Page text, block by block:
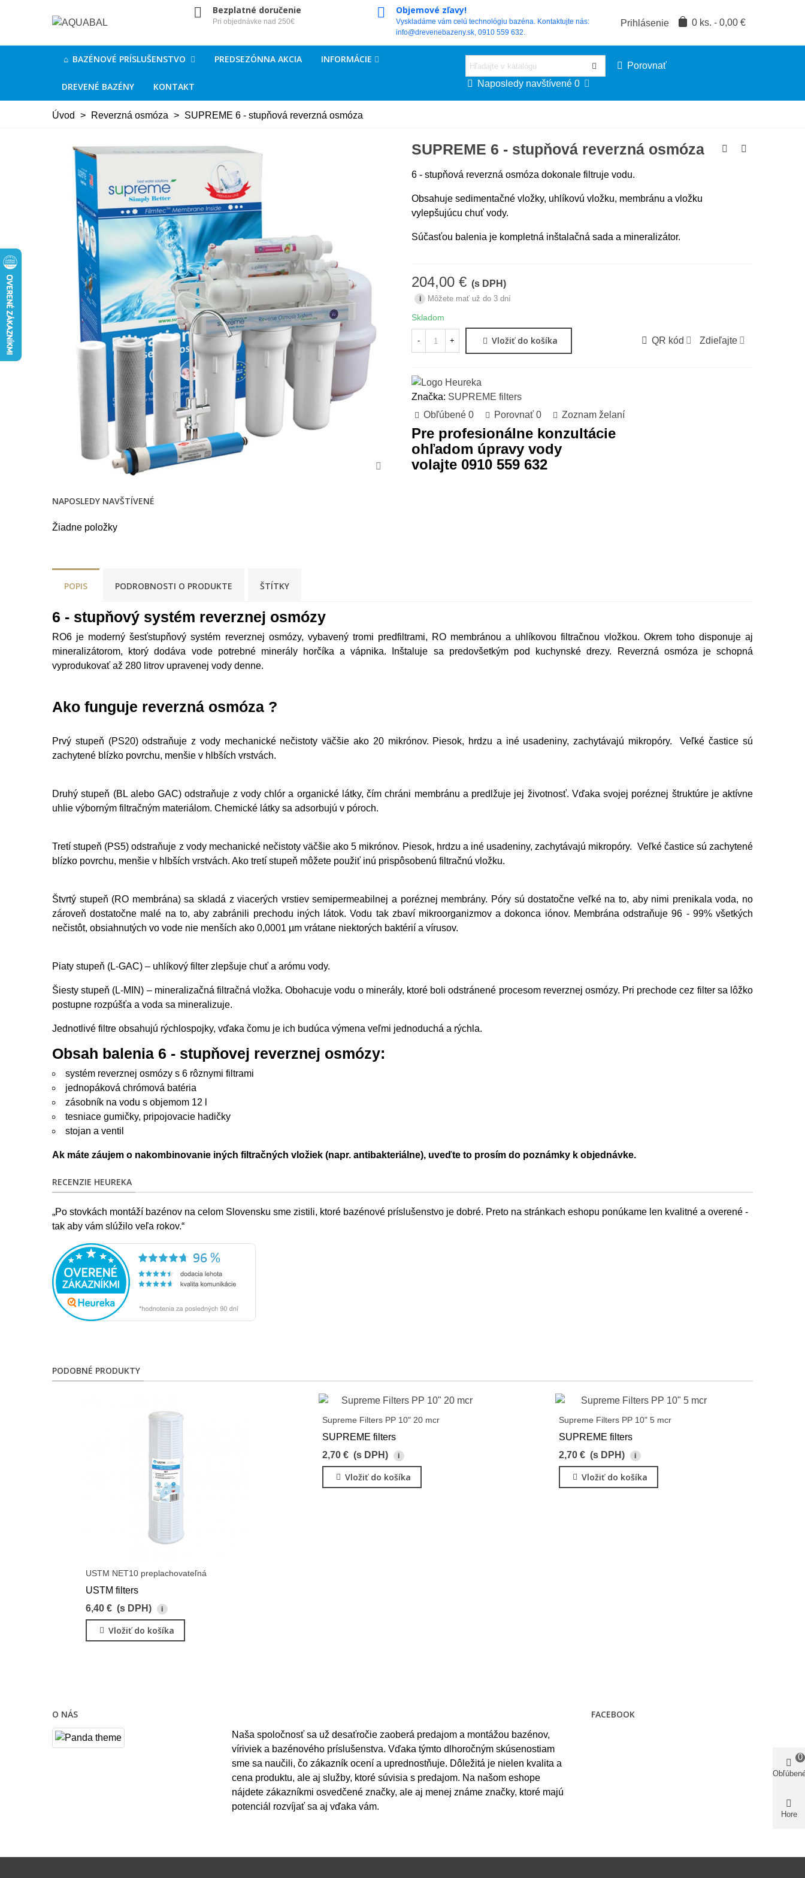
Bezplatné doručenie
Pri objednávke nad 250€
Objemové zľavy!
Vyskladáme vám celú technológiu bazéna. Kontaktujte nás:
info@drevenebazeny.sk, 0910 559 632.
Prihlásenie 0 ks. - 0,00 €
BAZÉNOVÉ PRÍSLUŠENSTVO PREDSEZÓNNA AKCIA INFORMÁCIE
DREVENÉ BAZÉNY KONTAKT
Porovnať
Naposledy navštívené 0
Úvod > Reverzná osmóza > SUPREME 6 - stupňová reverzná osmóza
NAPOSLEDY NAVŠTÍVENÉ
Žiadne položky
SUPREME 6 - stupňová reverzná osmóza
6 - stupňová reverzná osmóza dokonale filtruje vodu.
Obsahuje sedimentačné vložky, uhlíkovú vložku, membránu a vložku
vylepšujúcu chuť vody.
Súčasťou balenia je kompletná inštalačná sada a mineralizátor.
204,00 € (s DPH)
i Môžete mať už do 3 dní
Skladom
- + Vložiť do košíka QR kód Zdieľajte
Značka: SUPREME filters
Obľúbené 0 Porovnať 0 Zoznam želaní
Pre profesionálne konzultácie
ohľadom úpravy vody
volajte 0910 559 632
POPIS PODROBNOSTI O PRODUKTE ŠTÍTKY
6 - stupňový systém reverznej osmózy
RO6 je moderný šesťstupňový systém reverznej osmózy, vybavený tromi predfiltrami, RO membránou a uhlíkovou filtračnou vložkou. Okrem toho disponuje aj
mineralizátorom, ktorý dodáva vode potrebné minerály horčíka a vápnika. Inštaluje sa predovšetkým pod kuchynské drezy. Reverzná osmóza je schopná
vyprodukovať až 280 litrov upravenej vody denne.
Ako funguje reverzná osmóza ?
Prvý stupeň (PS20) odstraňuje z vody mechanické nečistoty väčšie ako 20 mikrónov. Piesok, hrdzu a iné usadeniny, zachytávajú mikropóry. Veľké častice sú
zachytené blízko povrchu, menšie v hlbších vrstvách.
Druhý stupeň (BL alebo GAC) odstraňuje z vody chlór a organické látky, čím chráni membránu a predlžuje jej životnosť. Vďaka svojej poréznej štruktúre je aktívne
uhlie výborným filtračným materiálom. Chemické látky sa adsorbujú v póroch.
Tretí stupeň (PS5) odstraňuje z vody mechanické nečistoty väčšie ako 5 mikrónov. Piesok, hrdzu a iné usadeniny, zachytávajú mikropóry. Veľké častice sú zachytené
blízko povrchu, menšie v hlbších vrstvách. Ako tretí stupeň môžete použiť inú prispôsobenú filtračnú vložku.
Štvrtý stupeň (RO membrána) sa skladá z viacerých vrstiev semipermeabilnej a poréznej membrány. Póry sú dostatočne veľké na to, aby nimi prenikala voda, no
zároveň dostatočne malé na to, aby zabránili prechodu iných látok. Vodu tak zbaví mikroorganizmov a dokonca iónov. Membrána odstraňuje 96 - 99% všetkých
nečistôt, obsiahnutých vo vode nie menších ako 0,0001 µm vrátane niektorých baktérií a vírusov.
Piaty stupeň (L-GAC) – uhlíkový filter zlepšuje chuť a arómu vody.
Šiesty stupeň (L-MIN) – mineralizačná filtračná vložka. Obohacuje vodu o minerály, ktoré boli odstránené procesom reverznej osmózy. Pri prechode cez filter sa lôžko
postupne rozpúšťa a voda sa mineralizuje.
Jednotlivé filtre obsahujú rýchlospojky, vďaka čomu je ich budúca výmena veľmi jednoduchá a rýchla.
Obsah balenia 6 - stupňovej reverznej osmózy:
systém reverznej osmózy s 6 rôznymi filtrami
jednopáková chrómová batéria
zásobník na vodu s objemom 12 l
tesniace gumičky, pripojovacie hadičky
stojan a ventil
Ak máte záujem o nakombinovanie iných filtračných vložiek (napr. antibakteriálne), uveďte to prosím do poznámky k objednávke.
RECENZIE HEUREKA
„Po stovkách montáží bazénov na celom Slovensku sme zistili, ktoré bazénové príslušenstvo je dobré. Preto na stránkach eshopu ponúkame len kvalitné a overené -
tak aby vám slúžilo veľa rokov.“
PODOBNÉ PRODUKTY
USTM NET10 preplachovateľná
USTM filters
6,40 € (s DPH) i
Vložiť do košíka
Supreme Filters PP 10" 20 mcr
SUPREME filters
2,70 € (s DPH) i
Vložiť do košíka
Supreme Filters PP 10" 5 mcr
SUPREME filters
2,70 € (s DPH) i
Vložiť do košíka
O NÁS
Naša spoločnosť sa už desaťročie zaoberá predajom a montážou bazénov,
víriviek a bazénového príslušenstva. Vďaka týmto dlhoročným skúsenostiam
sme sa naučili, čo zákazník ocení a uprednostňuje. Dôležitá je nielen kvalita a
cena produktu, ale aj služby, ktoré súvisia s predajom. Na našom eshope
nájdete zákazníkmi osvedčené značky, ale aj menej známe značky, ktoré majú
potenciál rozvíjať sa aj vďaka vám.
FACEBOOK
0
Hore